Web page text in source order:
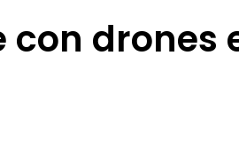
con drones